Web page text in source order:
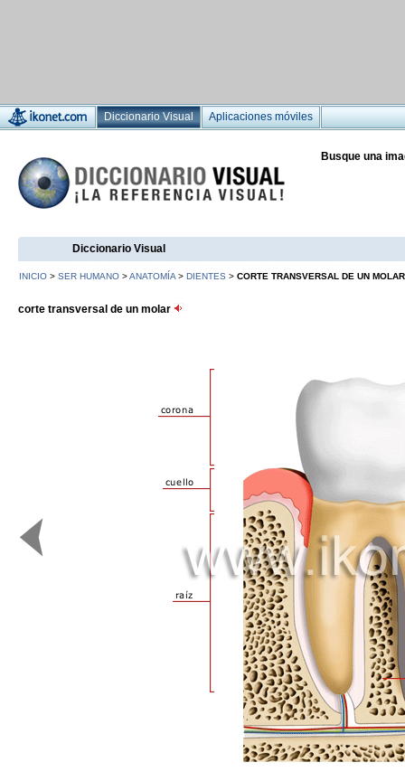
Diccionario Visual Aplicaciones móviles
Busque una
Diccionario Visual
INICIO > SER HUMANO >ANATOMÍA > DIENTES > CORTE TRANSVERSAL DE UN MOLAR
corte transversal de un molar